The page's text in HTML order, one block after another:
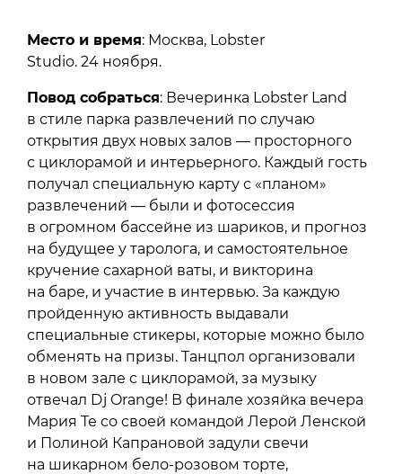
Место и время: Москва, Lobster
Studio. 24 ноября.
Повод собраться: Вечеринка Lobster Land
в стиле парка развлечений по случаю
открытия двух новых залов — просторного
с циклорамой и интерьерного. Каждый гость
получал специальную карту с «планом»
развлечений — были и фотосессия
в огромном бассейне из шариков, и прогноз
на будущее у таролога, и самостоятельное
кручение сахарной ваты, и викторина
на баре, и участие в интервью. За каждую
пройденную активность выдавали
специальные стикеры, которые можно было
обменять на призы. Танцпол организовали
в новом зале с циклорамой, за музыку
отвечал Dj Orange! В финале хозяйка вечера
Мария Те со своей командой Лерой Ленской
и Полиной Капрановой задули свечи
на шикарном бело-розовом торте,